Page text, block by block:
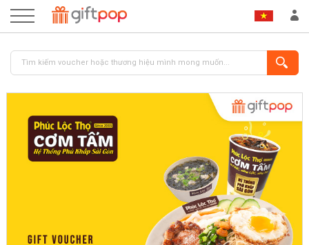
ĐĂNG KÝ